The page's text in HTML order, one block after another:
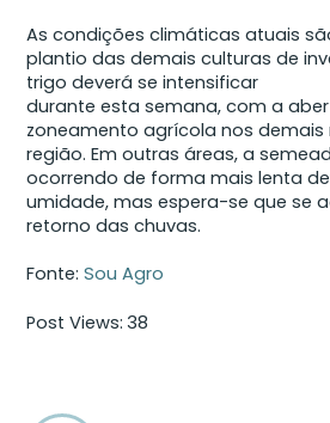
As condições climáticas atuais
plantio das demais culturas de
trigo deverá se intensificar
durante esta semana, com a
zoneamento agrícola nos demais
região. Em outras áreas, a
ocorrendo de forma mais lenta
umidade, mas espera-se que se
retorno das chuvas.
Fonte:Sou Agro
Post Views: 38